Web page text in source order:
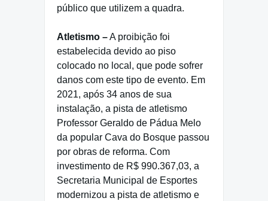
público que utilizem a quadra.
Atletismo –A proibição foi
estabelecida devido ao piso
colocado no local, que pode sofrer
danos com este tipo de evento. Em
2021, após 34 anos de sua
instalação, a pista de atletismo
Professor Geraldo de Pádua Melo
da popular Cava do Bosque passou
por obras de reforma. Com
investimento de R$ 990.367,03, a
Secretaria Municipal de Esportes
modernizou a pista de atletismo e